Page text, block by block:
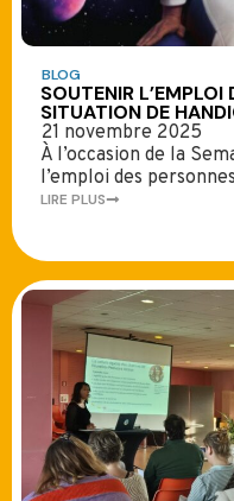
BLOG
SOUTENIR L’EMPLOI
SITUATION DE
21 novembre 2025
À l’occasion de la
l’emploi des
LIRE PLUS